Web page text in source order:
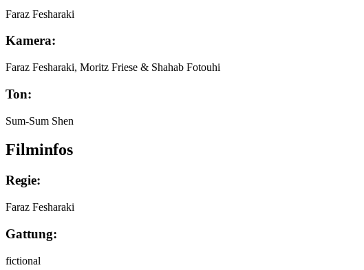
Faraz Fesharaki
Kamera:
Faraz Fesharaki, Moritz Friese & Shahab Fotouhi
Ton:
Sum-Sum Shen
Filminfos
Regie:
Faraz Fesharaki
Gattung:
fictional